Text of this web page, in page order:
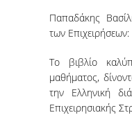
Παπαδάκης
των
Το βιβλίο
μαθήματος,
την Ελληνική
Επιχειρησιακής